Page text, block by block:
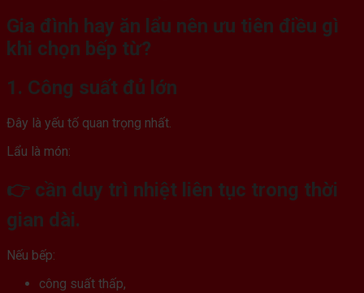
Gia đình hay ăn lẩu nên ưu tiên điều gì
khi chọn bếp từ?
1. Công suất đủ lớn
Đây là yếu tố quan trọng nhất.
Lẩu là món:
👉 cần duy trì nhiệt liên tục trong thời
gian dài.
Nếu bếp:
công suất thấp,